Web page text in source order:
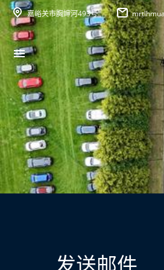
嘉峪关市胸婶河493号